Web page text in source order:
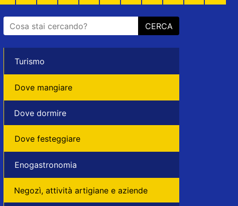
CERCA
Turismo
Dove mangiare
Dove dormire
Dove festeggiare
Enogastronomia
Negozì, attività artigiane e aziende